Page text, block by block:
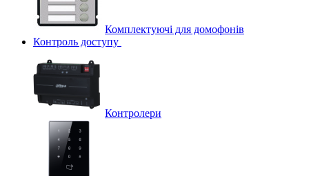
Комплектуючі для домофонів
Контроль доступу
Контролери